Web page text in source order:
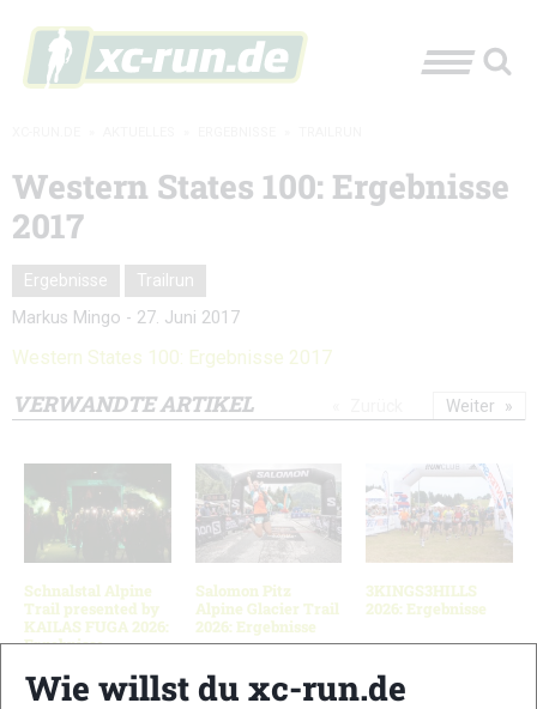
Western States 100: Ergebnisse
2017
Ergebnisse
Trailrun
Markus Mingo - 27. Juni 2017
Western States 100: Ergebnisse 2017
VERWANDTE ARTIKEL
Schnalstal Alpine
Trail presented by
KAILAS FUGA 2026:
Ergebnisse
Salomon Pitz
Alpine Glacier Trail
2026: Ergebnisse
3KINGS3HILLS
2026: Ergebnisse
Weiter
Wie willst du xc-run.de